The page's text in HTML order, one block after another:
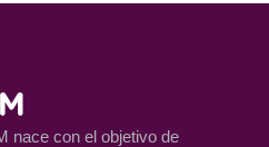
nace con el objetivo de